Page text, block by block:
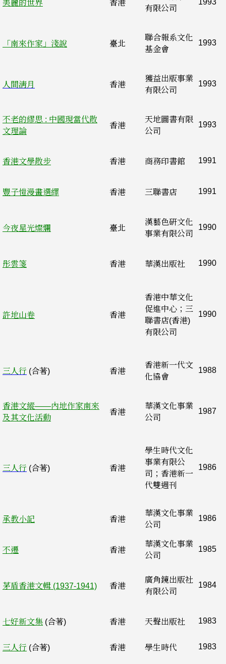
美麗的世界 香港
有限公司
1993
「南來作家」淺說 臺北
聯合報系文化
基金會
1993
人間淸月 香港
獲益出版事業
有限公司
1993
不老的繆思 : 中國現當代散
文理論
香港
天地圖書有限
公司
1993
香港文學散步 香港 商務印書館 1991
豐子愷漫畫選繹 香港 三聯書店 1991
今夜星光燦爛 臺北
漢藝色硏文化
事業有限公司
1990
彤雲箋 香港 華漢出版社 1990
許地山卷 香港
香港中華文化
促進中心；三
聯書店(香港)
有限公司
1990
三人行 (合著) 香港
香港新一代文
化協會
1988
香港文縱——內地作家南來
及其文化活動
香港
華漢文化事業
公司
1987
三人行 (合著) 香港
學生時代文化
事業有限公
司；香港新一
代雙週刊
1986
承教小記 香港
華漢文化事業
公司
1986
不遷 香港
華漢文化事業
公司
1985
茅盾香港文輯 (1937-1941) 香港
廣角鏡出版社
有限公司
1984
七好新文集 (合著) 香港 天聲出版社 1983
三人行 (合著) 香港 學生時代 1983